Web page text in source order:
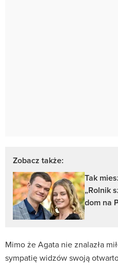
Zobacz także:
Tak
„Rolnik
dom na
Mimo że Agata nie znalazła
sympatię widzów swoją